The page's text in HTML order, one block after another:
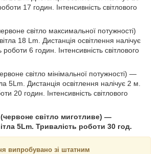
17 годин. Інтенсивність світлового
світло максимальної потужності)
18 Lm. Дистанція освітлення налічує
6 годин. Інтенсивність світлового
світло мінімальної потужності) —
5Lm. Дистанція освітлення налічує 2 м.
20 годин. Інтенсивність світлового
(червоне світло миготливе) —
5Lm. Тривалість роботи 30 год.
випробувано зі штатним